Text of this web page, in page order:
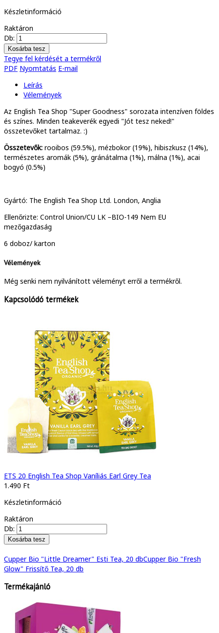
Készletinformáció
Raktáron
Db:
Tegye fel kérdését a termékről
PDF Nyomtatás E-mail
Leírás
Vélemények
Az English Tea Shop "Super Goodness" sorozata intenzíven földes
és színes. Minden teakeverék egyedi "Jót tesz neked!"
összetevőket tartalmaz. :)
Összetevők: rooibos (59.5%), mézbokor (19%), hibiszkusz (14%),
természetes aromák (5%), gránátalma (1%), málna (1%), acai
bogyó (0.5%)
Gyártó: The English Tea Shop Ltd. London, Anglia
Ellenőrizte: Control Union/CU LK –BIO-149 Nem EU
mezőgazdaság
6 doboz/ karton
Vélemények
Még senki nem nyilvánított véleményt erről a termékről.
Kapcsolódó termékek
ETS 20 English Tea Shop Vaníliás Earl Grey Tea
1.490 Ft
Készletinformáció
Raktáron
Db:
Cupper Bio "Little Dreamer" Esti Tea, 20 dbCupper Bio "Fresh
Glow" Frissítő Tea, 20 db
Termékajánló